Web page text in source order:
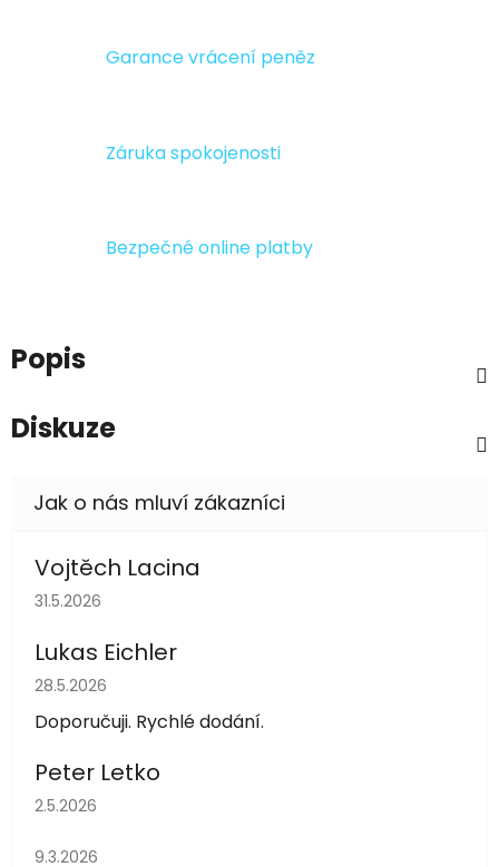
Garance vrácení peněz
Záruka spokojenosti
Bezpečné online platby
Popis
Diskuze
Vojtěch Lacina
Hodnocení obchodu je 5 z 5 hvězdiček.
31.5.2026
Lukas Eichler
Hodnocení obchodu je 5 z 5 hvězdiček.
28.5.2026
Doporučuji. Rychlé dodání.
Peter Letko
Hodnocení obchodu je 5 z 5 hvězdiček.
2.5.2026
Hodnocení obchodu je 5 z 5 hvězdiček.
9.3.2026